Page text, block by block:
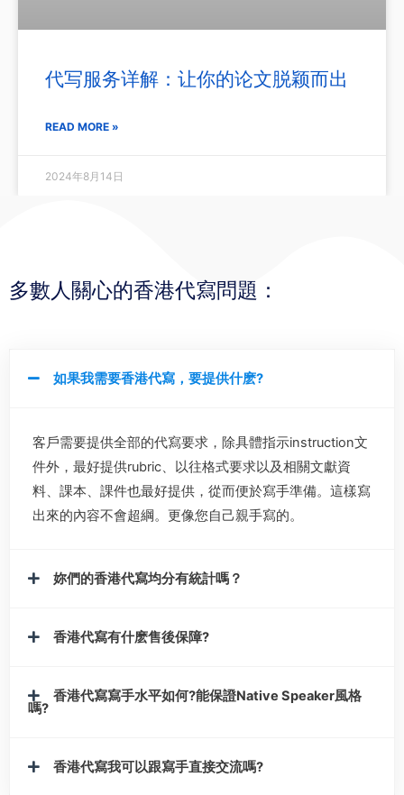
代写服务详解：让你的论文脱颖而出
READ MORE »
2024年8月14日
多數人關心的香港代寫問題：​
如果我需要香港代寫，要提供什麽?
客戶需要提供全部的代寫要求，除具體指示instruction文
件外，最好提供rubric、以往格式要求以及相關文獻資
料、課本、課件也最好提供，從而便於寫手準備。這樣寫
出來的內容不會超綱。更像您自己親手寫的。
妳們的香港代寫均分有統計嗎？
香港代寫有什麽售後保障?
香港代寫寫手水平如何?能保證Native Speaker風格
嗎?
香港代寫我可以跟寫手直接交流嗎?